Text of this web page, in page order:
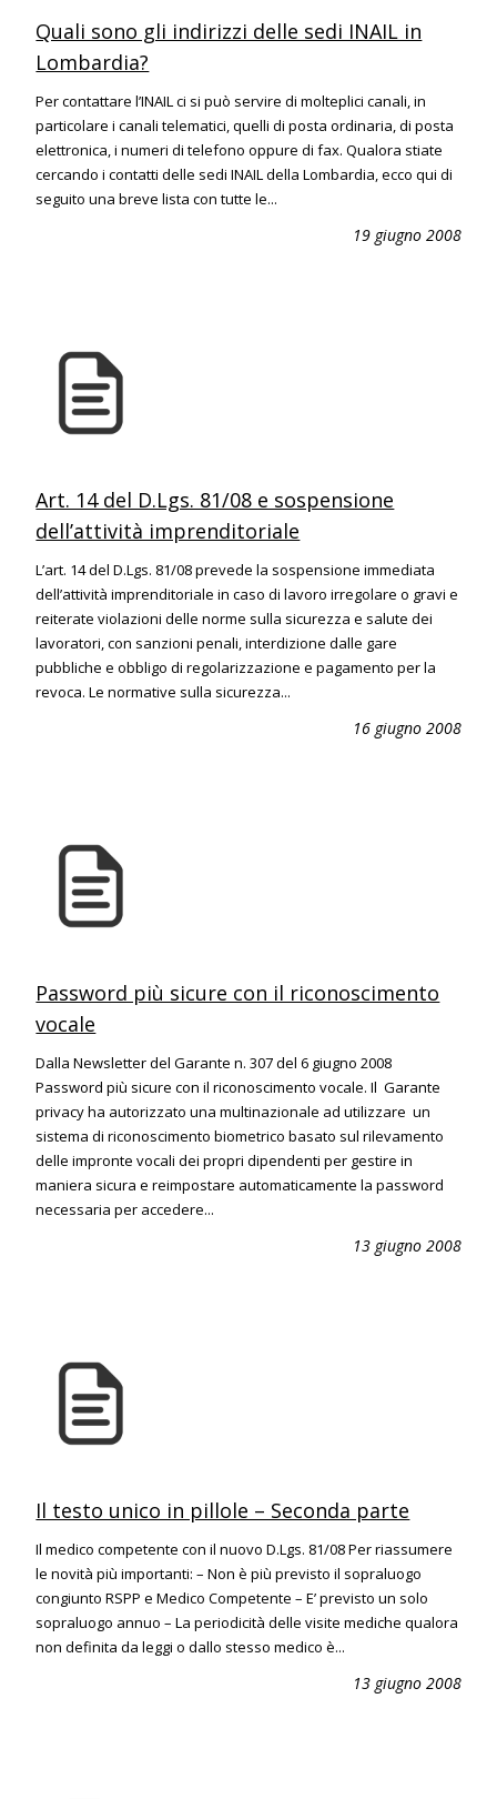
Quali sono gli indirizzi delle sedi INAIL in
Lombardia?
Per contattare l’INAIL ci si può servire di molteplici canali, in
particolare i canali telematici, quelli di posta ordinaria, di posta
elettronica, i numeri di telefono oppure di fax. Qualora stiate
cercando i contatti delle sedi INAIL della Lombardia, ecco qui di
seguito una breve lista con tutte le...
19 giugno 2008
Art. 14 del D.Lgs. 81/08 e sospensione
dell’attività imprenditoriale
L’art. 14 del D.Lgs. 81/08 prevede la sospensione immediata
dell’attività imprenditoriale in caso di lavoro irregolare o gravi e
reiterate violazioni delle norme sulla sicurezza e salute dei
lavoratori, con sanzioni penali, interdizione dalle gare
pubbliche e obbligo di regolarizzazione e pagamento per la
revoca. Le normative sulla sicurezza...
16 giugno 2008
Password più sicure con il riconoscimento
vocale
Dalla Newsletter del Garante n. 307 del 6 giugno 2008
Password più sicure con il riconoscimento vocale. Il Garante
privacy ha autorizzato una multinazionale ad utilizzare un
sistema di riconoscimento biometrico basato sul rilevamento
delle impronte vocali dei propri dipendenti per gestire in
maniera sicura e reimpostare automaticamente la password
necessaria per accedere...
13 giugno 2008
Il testo unico in pillole – Seconda parte
Il medico competente con il nuovo D.Lgs. 81/08 Per riassumere
le novità più importanti: – Non è più previsto il sopraluogo
congiunto RSPP e Medico Competente – E’ previsto un solo
sopraluogo annuo – La periodicità delle visite mediche qualora
non definita da leggi o dallo stesso medico è...
13 giugno 2008